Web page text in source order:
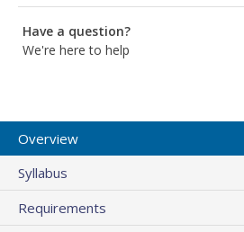
Have a question?
We're here to help
Overview
Syllabus
Requirements